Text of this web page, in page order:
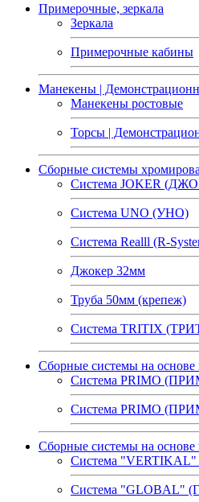
Примерочные, зеркала
Зеркала
Примерочные кабины
Манекены |
Манекены ростовые
Торсы |
Сборные системы
Система JOKER
Система UNO (УНО)
Система Realll (R-
Джокер 32мм
Труба 50мм (крепеж)
Система TRITIX
Сборные системы на основе
Система PRIMO
Система PRIMO
Сборные системы на
Система
Система "GLOBAL"